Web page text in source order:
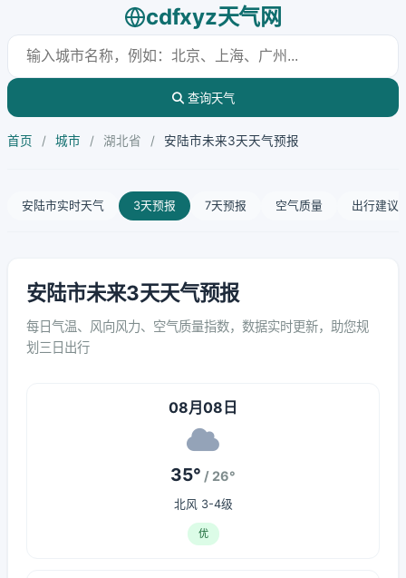
cdfxyz天气网
查询天气
首页 / 城市 / 湖北省 / 安陆市未来3天天气预报
安陆市实时天气 3天预报 7天预报 空气质量 出行建议
安陆市未来3天天气预报
每日气温、风向风力、空气质量指数，数据实时更新，助您规
划三日出行
08月08日
35° / 26°
北风 3-4级
优